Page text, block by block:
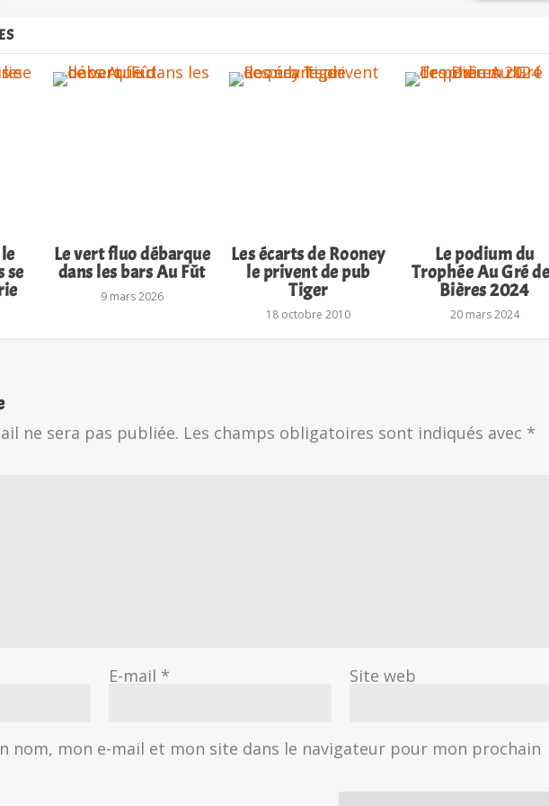
se
Le vert fluo débarque
dans les bars Au Fût
9 mars 2026
Les écarts de Rooney
le privent de pub
Tiger
18 octobre 2010
Le podium du
Trophée Au Gré
Bières 2024
20 mars 2024
ne sera pas publiée. Les champs obligatoires sont indiqués avec *
E-mail * Site web
nom, mon e-mail et mon site dans le navigateur pour mon prochain